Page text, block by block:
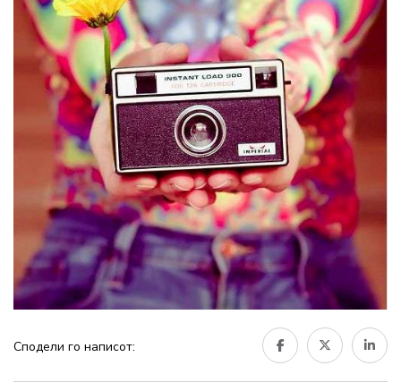
Сподели го написот: